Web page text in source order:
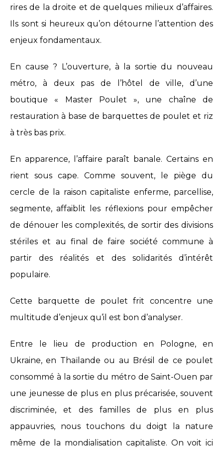
rires de la droite et de quelques milieux d’affaires.
Ils sont si heureux qu’on détourne l’attention des
enjeux fondamentaux.
En cause ? L’ouverture, à la sortie du nouveau
métro, à deux pas de l’hôtel de ville, d’une
boutique « Master Poulet », une chaîne de
restauration à base de barquettes de poulet et riz
à très bas prix.
En apparence, l’affaire paraît banale. Certains en
rient sous cape. Comme souvent, le piège du
cercle de la raison capitaliste enferme, parcellise,
segmente, affaiblit les réflexions pour empêcher
de dénouer les complexités, de sortir des divisions
stériles et au final de faire société commune à
partir des réalités et des solidarités d’intérêt
populaire.
Cette barquette de poulet frit concentre une
multitude d’enjeux qu’il est bon d’analyser.
Entre le lieu de production en Pologne, en
Ukraine, en Thaïlande ou au Brésil de ce poulet
consommé à la sortie du métro de Saint-Ouen par
une jeunesse de plus en plus précarisée, souvent
discriminée, et des familles de plus en plus
appauvries, nous touchons du doigt la nature
même de la mondialisation capitaliste. On voit ici